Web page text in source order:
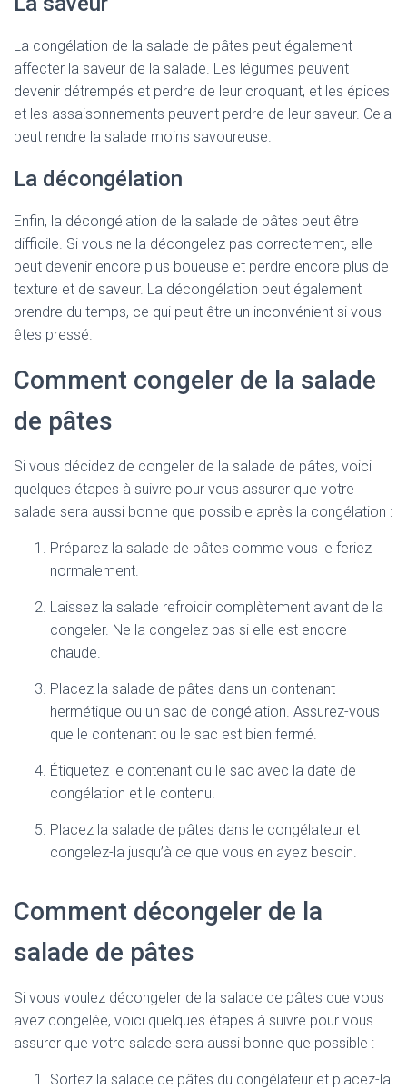
La congélation de la salade de pâtes peut également
affecter la saveur de la salade. Les légumes peuvent
devenir détrempés et perdre de leur croquant, et les épices
et les assaisonnements peuvent perdre de leur saveur. Cela
peut rendre la salade moins savoureuse.
La décongélation
Enfin, la décongélation de la salade de pâtes peut être
difficile. Si vous ne la décongelez pas correctement, elle
peut devenir encore plus boueuse et perdre encore plus de
texture et de saveur. La décongélation peut également
prendre du temps, ce qui peut être un inconvénient si vous
êtes pressé.
Comment congeler de la salade
de pâtes
Si vous décidez de congeler de la salade de pâtes, voici
quelques étapes à suivre pour vous assurer que votre
salade sera aussi bonne que possible après la congélation :
Préparez la salade de pâtes comme vous le feriez
normalement.
Laissez la salade refroidir complètement avant de la
congeler. Ne la congelez pas si elle est encore
chaude.
Placez la salade de pâtes dans un contenant
hermétique ou un sac de congélation. Assurez-vous
que le contenant ou le sac est bien fermé.
Étiquetez le contenant ou le sac avec la date de
congélation et le contenu.
Placez la salade de pâtes dans le congélateur et
congelez-la jusqu’à ce que vous en ayez besoin.
Comment décongeler de la
salade de pâtes
Si vous voulez décongeler de la salade de pâtes que vous
avez congelée, voici quelques étapes à suivre pour vous
assurer que votre salade sera aussi bonne que possible :
Sortez la salade de pâtes du congélateur et placez-la